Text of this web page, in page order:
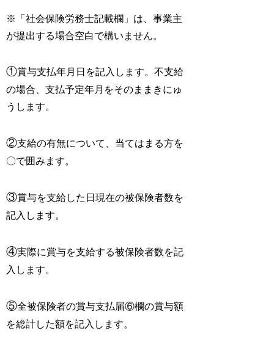
※「社会保険労務士記載欄」は、事業主
が提出する場合空白で構いません。
①賞与支払年月日を記入します。不支給
の場合、支払予定年月をそのままきにゅ
うします。
②支給の有無について、当てはまる方を
〇で囲みます。
③賞与を支給した日現在の被保険者数を
記入します。
④実際に賞与を支給する被保険者数を記
入します。
⑤全被保険者の賞与支払届⑥欄の賞与額
を総計した額を記入します。